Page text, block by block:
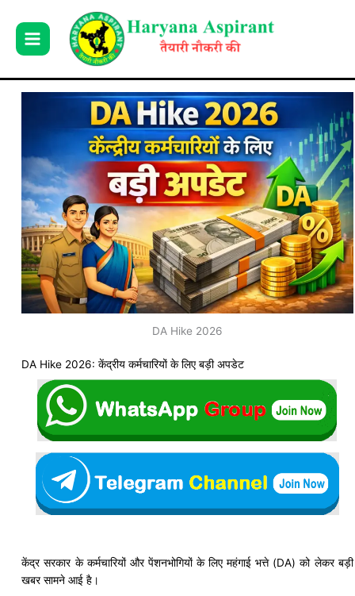
content
DA Hike 2026
DA Hike 2026: केंद्रीय कर्मचारियों के लिए बड़ी अपडेट
केंद्र सरकार के कर्मचारियों और पेंशनभोगियों के लिए महंगाई भत्ते (DA) को लेकर बड़ी
खबर सामने आई है।